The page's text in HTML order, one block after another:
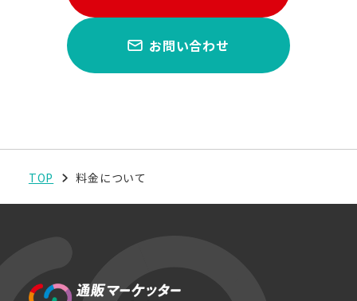
お問い合わせ
TOP 料金について